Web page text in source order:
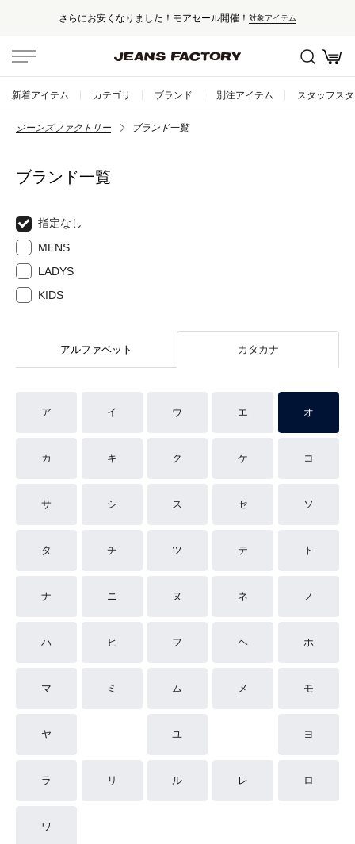
さらにお安くなりました！モアセール開催！ 対象アイテム
新着アイテム カテゴリ ブランド 別注アイテム スタッフス
ジーンズファクトリー ブランド一覧
ブランド一覧
指定なし
MENS
LADYS
KIDS
アルファベット カタカナ
ア イ ウ エ オ
カ キ ク ケ コ
サ シ ス セ ソ
タ チ ツ テ ト
ナ ニ ヌ ネ ノ
ハ ヒ フ ヘ ホ
マ ミ ム メ モ
ヤ ユ ヨ
ラ リ ル レ ロ
ワ